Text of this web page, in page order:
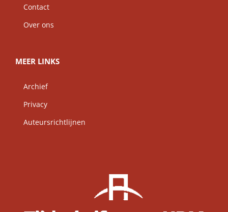
Contact
Over ons
MEER LINKS
Archief
Privacy
Auteursrichtlijnen